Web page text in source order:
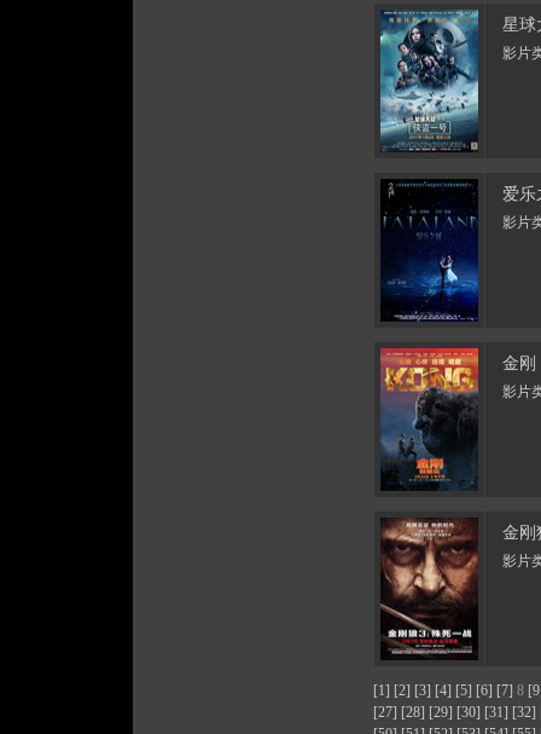
星球
影片
爱乐
影片
金刚
影片
金刚
影片
[1] [2] [3] [4] [5] [6] [7] 8
[27] [28] [29] [30] [31] [32]